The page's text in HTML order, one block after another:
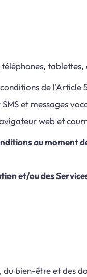
tablettes,
de l'Article
et messages
web et
au moment
et/ou des
bien-être et des